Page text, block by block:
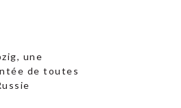
une
de toutes